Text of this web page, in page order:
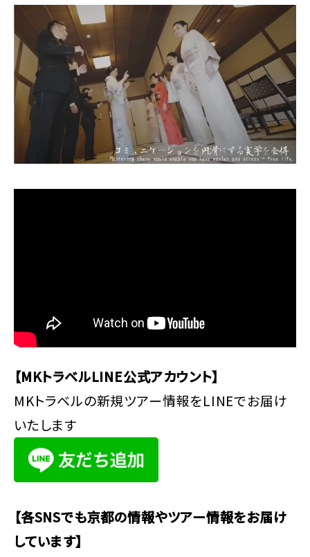
【MKトラベルLINE公式アカウント】
MKトラベルの新規ツアー情報をLINEでお届け
いたします
【各SNSでも京都の情報やツアー情報をお届け
しています】